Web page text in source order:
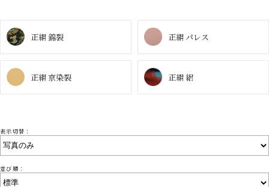
正絹 錦裂 正絹 パレス
正絹 京染裂 正絹 絽
表示切替：
並び順：